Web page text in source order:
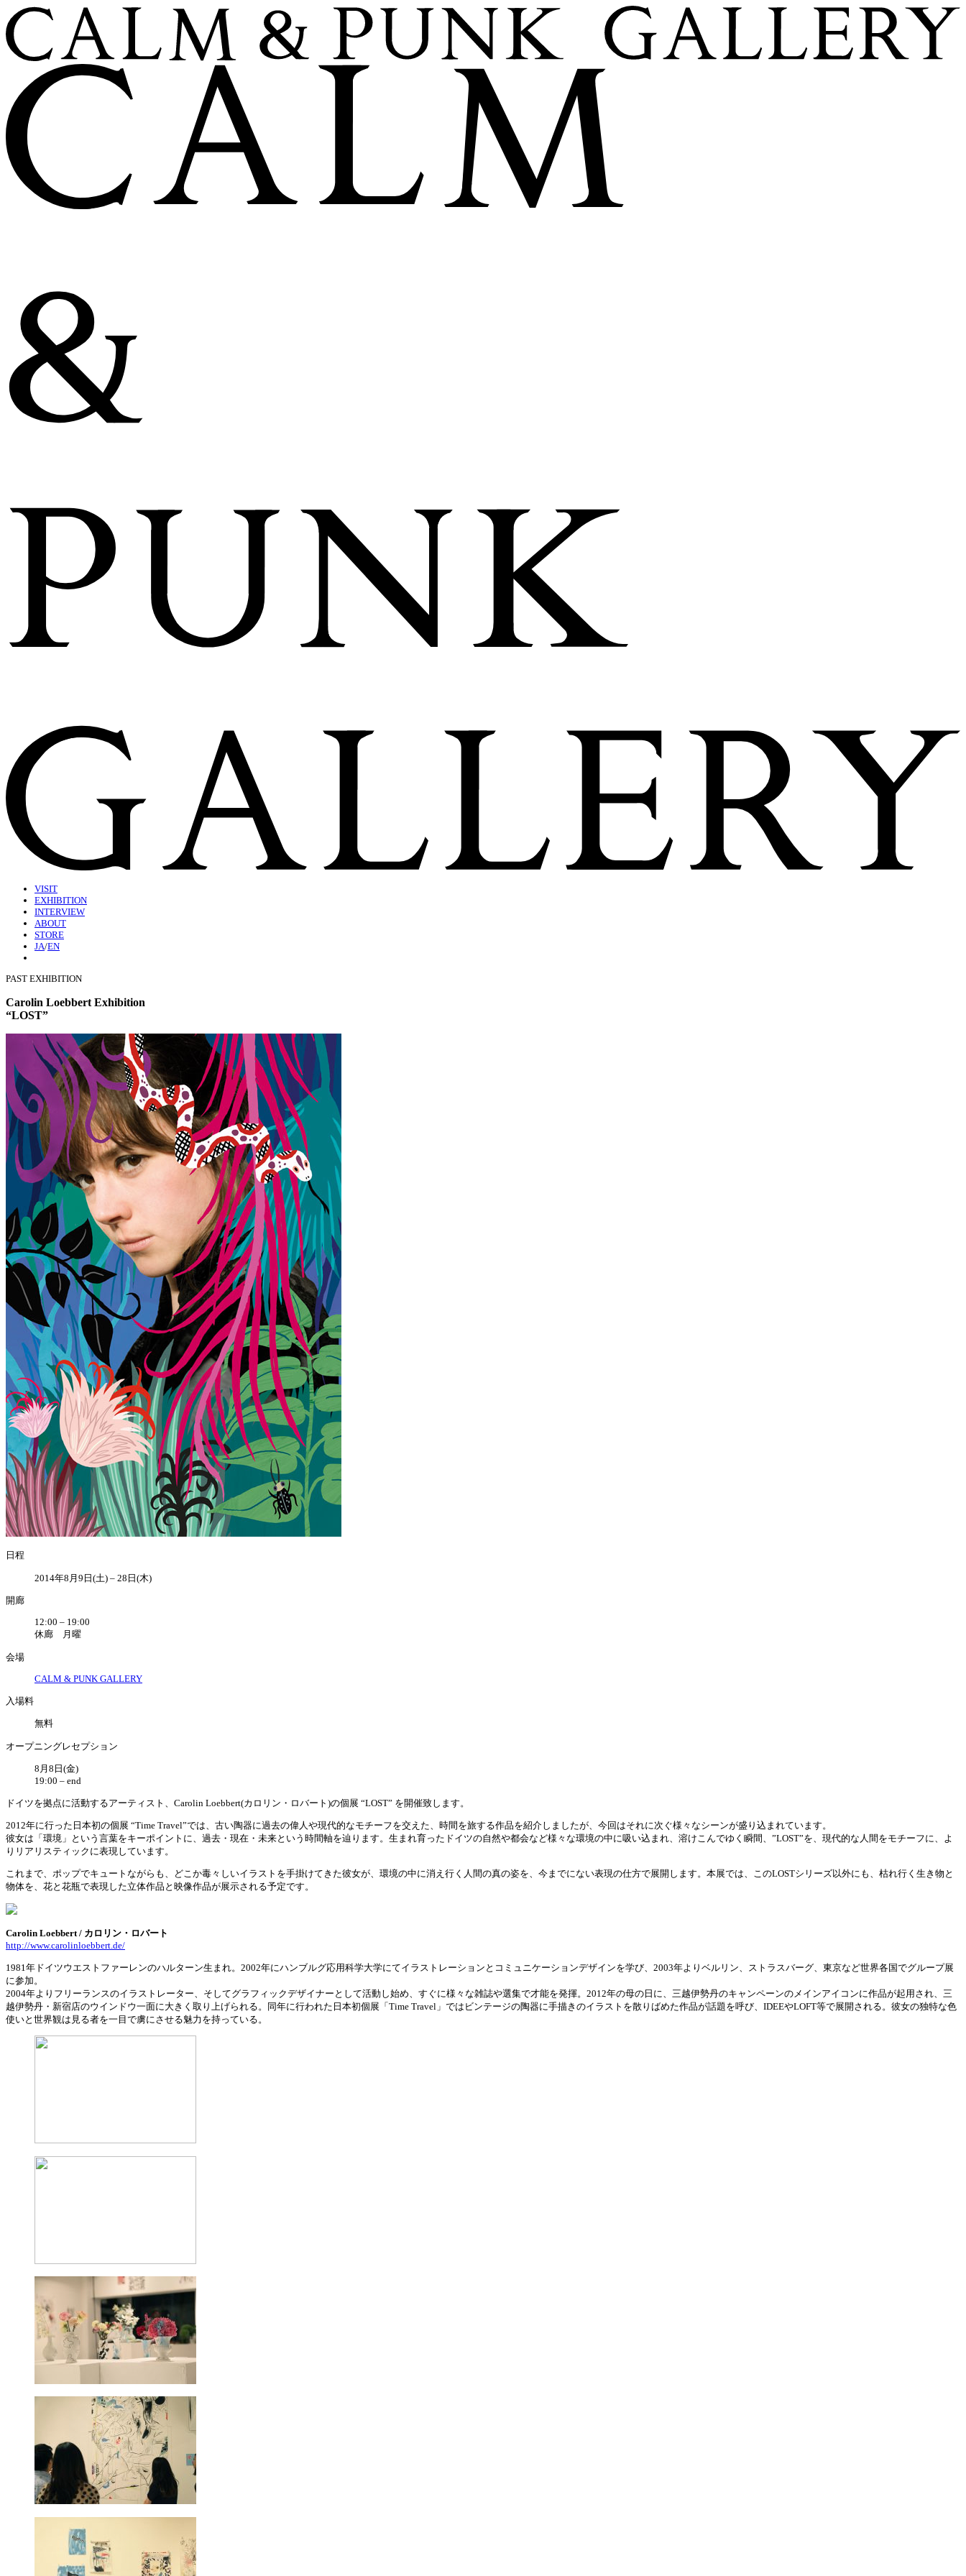
VISIT
EXHIBITION
INTERVIEW
ABOUT
STORE
JA/EN
PAST EXHIBITION
Carolin Loebbert Exhibition
“LOST”
日程
2014年8月9日(土) – 28日(木)
開廊
12:00 – 19:00
休廊 月曜
会場
CALM & PUNK GALLERY
入場料
無料
オープニングレセプション
8月8日(金)
19:00 – end
ドイツを拠点に活動するアーティスト、Carolin Loebbert(カロリン・ロバート)の個展 “LOST” を開催致します。
2012年に行った日本初の個展 “Time Travel”では、古い陶器に過去の偉人や現代的なモチーフを交えた、時間を旅する作品を紹介しましたが、今回はそれに次ぐ様々なシーンが盛り込まれています。
彼女は「環境」という言葉をキーポイントに、過去・現在・未来という時間軸を辿ります。生まれ育ったドイツの自然や都会など様々な環境の中に吸い込まれ、溶けこんでゆく瞬間、”LOST”を、現代的な人間をモチーフに、よ
りリアリスティックに表現しています。
これまで、ポップでキュートながらも、どこか毒々しいイラストを手掛けてきた彼女が、環境の中に消え行く人間の真の姿を、今までにない表現の仕方で展開します。本展では、このLOSTシリーズ以外にも、枯れ行く生き物と
物体を、花と花瓶で表現した立体作品と映像作品が展示される予定です。
Carolin Loebbert / カロリン・ロバート
http://www.carolinloebbert.de/
1981年ドイツウエストファーレンのハルターン生まれ。2002年にハンブルグ応用科学大学にてイラストレーションとコミュニケーションデザインを学び、2003年よりベルリン、ストラスバーグ、東京など世界各国でグループ展
に参加。
2004年よりフリーランスのイラストレーター、そしてグラフィックデザイナーとして活動し始め、すぐに様々な雑誌や選集で才能を発揮。2012年の母の日に、三越伊勢丹のキャンペーンのメインアイコンに作品が起用され、三
越伊勢丹・新宿店のウインドウ一面に大きく取り上げられる。同年に行われた日本初個展「Time Travel」ではビンテージの陶器に手描きのイラストを散りばめた作品が話題を呼び、IDEEやLOFT等で展開される。彼女の独特な色
使いと世界観は見る者を一目で虜にさせる魅力を持っている。